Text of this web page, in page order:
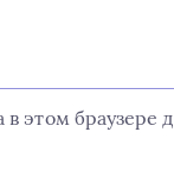
этом браузере